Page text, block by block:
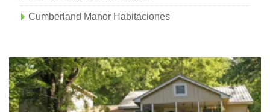
Cumberland Manor Habitaciones